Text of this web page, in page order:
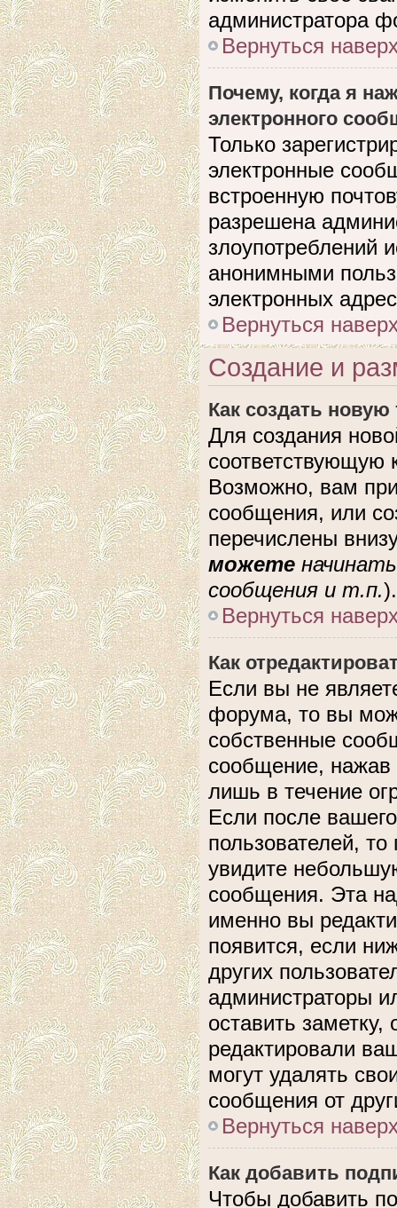
администратора
Вернуться
Почему, когда я
электронного
Только
электронные
встроенную
разрешена
злоупотреблений
анонимными
электронных
Вернуться
Создание и
Как создать новую
Для создания
соответствующую
Возможно, вам
сообщения, или
перечислены
можете
сообщения и т.п.).
Вернуться
Как
Если вы не
форума, то вы
собственные
сообщение, нажав
лишь в течение
Если после
пользователей,
увидите
сообщения. Эта
именно вы
появится, если
других
администраторы
оставить заметку,
редактировали
могут удалять
сообщения от
Вернуться
Как добавить
Чтобы добавить